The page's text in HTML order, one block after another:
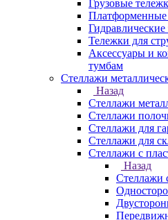
Грузовые
Платформенные
Тележки для
Аксесcуары и
тумбам
Стеллажи
Назад
Стеллажи
Стеллажи
Стеллажи для
Стеллажи для
Стеллажи с
Назад
Стеллажи